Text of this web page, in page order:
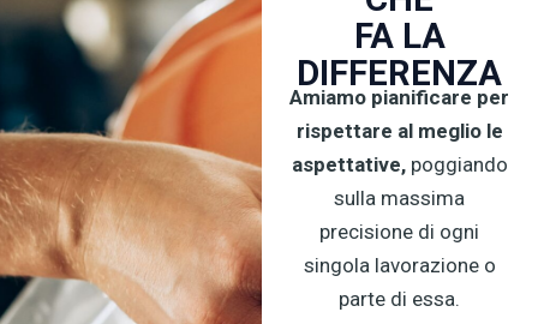
FA LA
DIFFERENZA
Amiamo pianificare per
rispettare al meglio le
aspettative,poggiando
sulla massima
precisione di ogni
singola lavorazione o
parte di essa.